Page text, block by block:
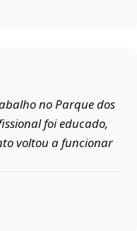
no Parque dos
foi educado,
voltou a funcionar